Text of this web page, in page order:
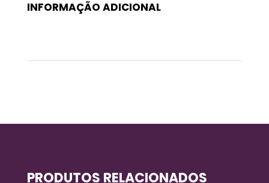
INFORMAÇÃO ADICIONAL
PRODUTOS RELACIONADOS